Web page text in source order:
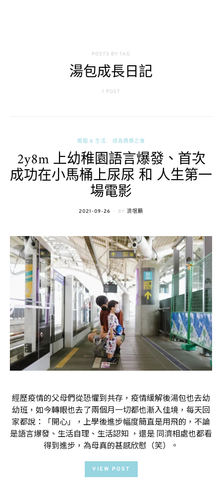
POSTS BY TAG
湯包成長日記
1 POST
婚姻 & 生活 成為媽媽之後
2y8m 上幼稚園語言爆發、首次
成功在小馬桶上尿尿 和 人生第一
場電影
POSTED
2021-09-26 BY 流氓顆
經歷疫情的父母們從恐懼到共存，疫情緩解後湯包也去幼
幼班，如今轉眼也去了兩個月一切都也漸入佳境，每天回
家都說：「開心」，上學後進步幅度簡直是用飛的，不論
是語言爆發、生活自理、生活認知 ，還是 同濟相處也都看
得到進步，為母真的甚感欣慰（笑）。
VIEW POST